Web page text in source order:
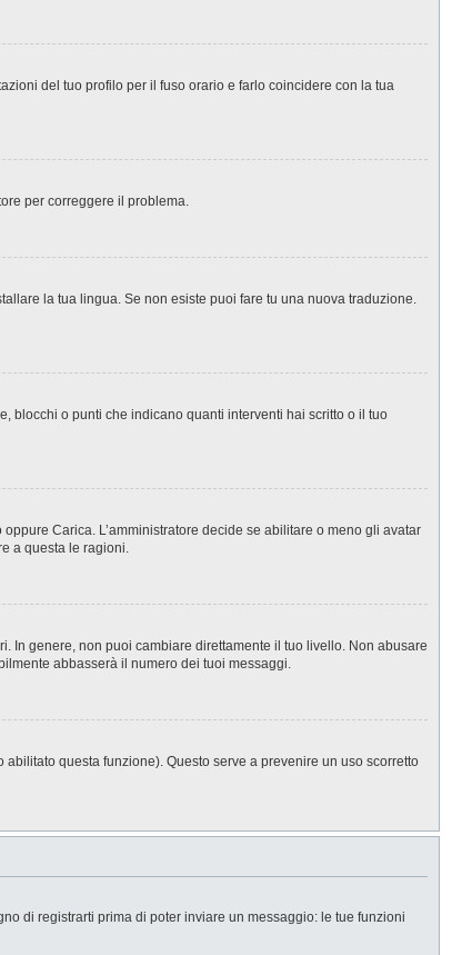
del tuo profilo per il fuso orario e farlo coincidere con la tua
per correggere il problema.
la tua lingua. Se non esiste puoi fare tu una nuova traduzione.
blocchi o punti che indicano quanti interventi hai scritto o il tuo
Carica. L’amministratore decide se abilitare o meno gli avatar
a questa le ragioni.
In genere, non puoi cambiare direttamente il tuo livello. Non abusare
abbasserà il numero dei tuoi messaggi.
questa funzione). Questo serve a prevenire un uso scorretto
di registrarti prima di poter inviare un messaggio: le tue funzioni